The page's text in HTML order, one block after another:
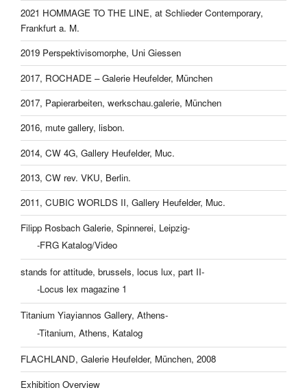
2021 HOMMAGE TO THE LINE, at Schlieder Contemporary,
Frankfurt a. M.
2019 Perspektivisomorphe, Uni Giessen
2017, ROCHADE – Galerie Heufelder, München
2017, Papierarbeiten, werkschau.galerie, München
2016, mute gallery, lisbon.
2014, CW 4G, Gallery Heufelder, Muc.
2013, CW rev. VKU, Berlin.
2011, CUBIC WORLDS II, Gallery Heufelder, Muc.
Filipp Rosbach Galerie, Spinnerei, Leipzig-
-FRG Katalog/Video
stands for attitude, brussels, locus lux, part II-
-Locus lex magazine 1
Titanium Yiayiannos Gallery, Athens-
-Titanium, Athens, Katalog
FLACHLAND, Galerie Heufelder, München, 2008
Exhibition Overview